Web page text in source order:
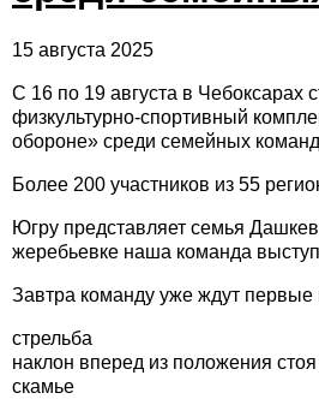
15 августа 2025
С 16 по 19 августа в Чебоксарах
физкультурно-спортивный
обороне» среди семейных команд
Более 200 участников из 55
Югру представляет семья
жеребьевке наша команда
Завтра команду уже ждут первые
стрельба
наклон вперед из положения
скамье